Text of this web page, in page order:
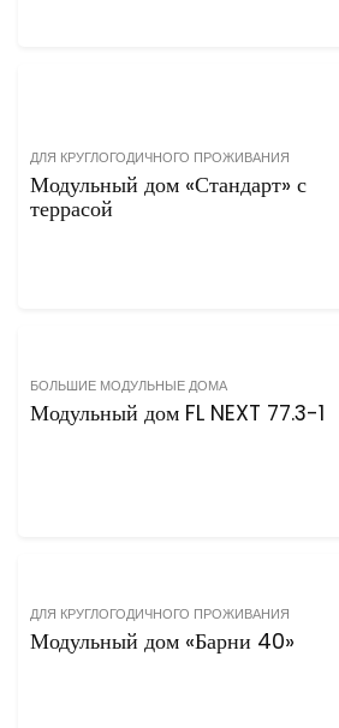
ДЛЯ КРУГЛОГОДИЧНОГО ПРОЖИВАНИЯ
Модульный дом «Стандарт» с
террасой
БОЛЬШИЕ МОДУЛЬНЫЕ ДОМА
Модульный дом FL NEXT 77.3-1
ДЛЯ КРУГЛОГОДИЧНОГО ПРОЖИВАНИЯ
Модульный дом «Барни 40»